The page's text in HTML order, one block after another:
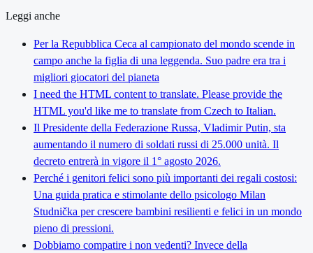
Leggi anche
Per la Repubblica Ceca al campionato del mondo scende in
campo anche la figlia di una leggenda. Suo padre era tra i
migliori giocatori del pianeta
I need the HTML content to translate. Please provide the
HTML you'd like me to translate from Czech to Italian.
Il Presidente della Federazione Russa, Vladimir Putin, sta
aumentando il numero di soldati russi di 25.000 unità. Il
decreto entrerà in vigore il 1° agosto 2026.
Perché i genitori felici sono più importanti dei regali costosi:
Una guida pratica e stimolante dello psicologo Milan
Studnička per crescere bambini resilienti e felici in un mondo
pieno di pressioni.
Dobbiamo compatire i non vedenti? Invece della